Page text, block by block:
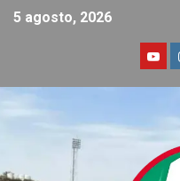
5 agosto, 2026